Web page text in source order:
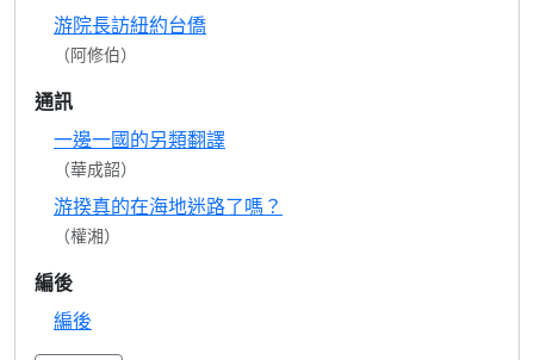
游院長訪紐約台僑
（阿修伯）
通訊
一邊一國的另類翻譯
（華成韶）
游揆真的在海地迷路了嗎？
（權湘）
編後
編後